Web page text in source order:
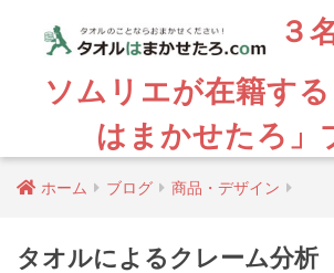
３
ソムリエが在籍す
はまかせたろ」
ホーム ブログ 商品・デザイン
タオルによるクレーム分析